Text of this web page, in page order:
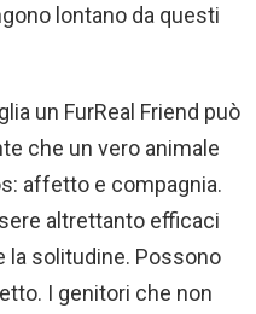
lontano da questi
un FurReal Friend può
che un vero animale
affetto e compagnia.
altrettanto efficaci
la solitudine. Possono
I genitori che non